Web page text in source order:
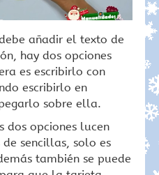
añadir el texto de
hay dos opciones
es escribirlo con
escribirlo en
sobre ella.
dos opciones lucen
sencillas, solo es
también se puede